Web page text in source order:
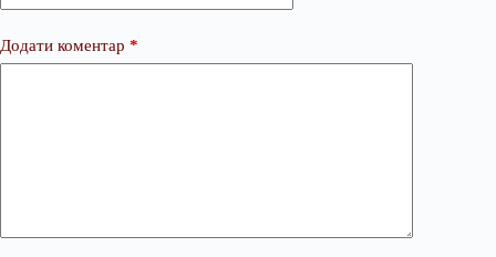
Додати коментар *